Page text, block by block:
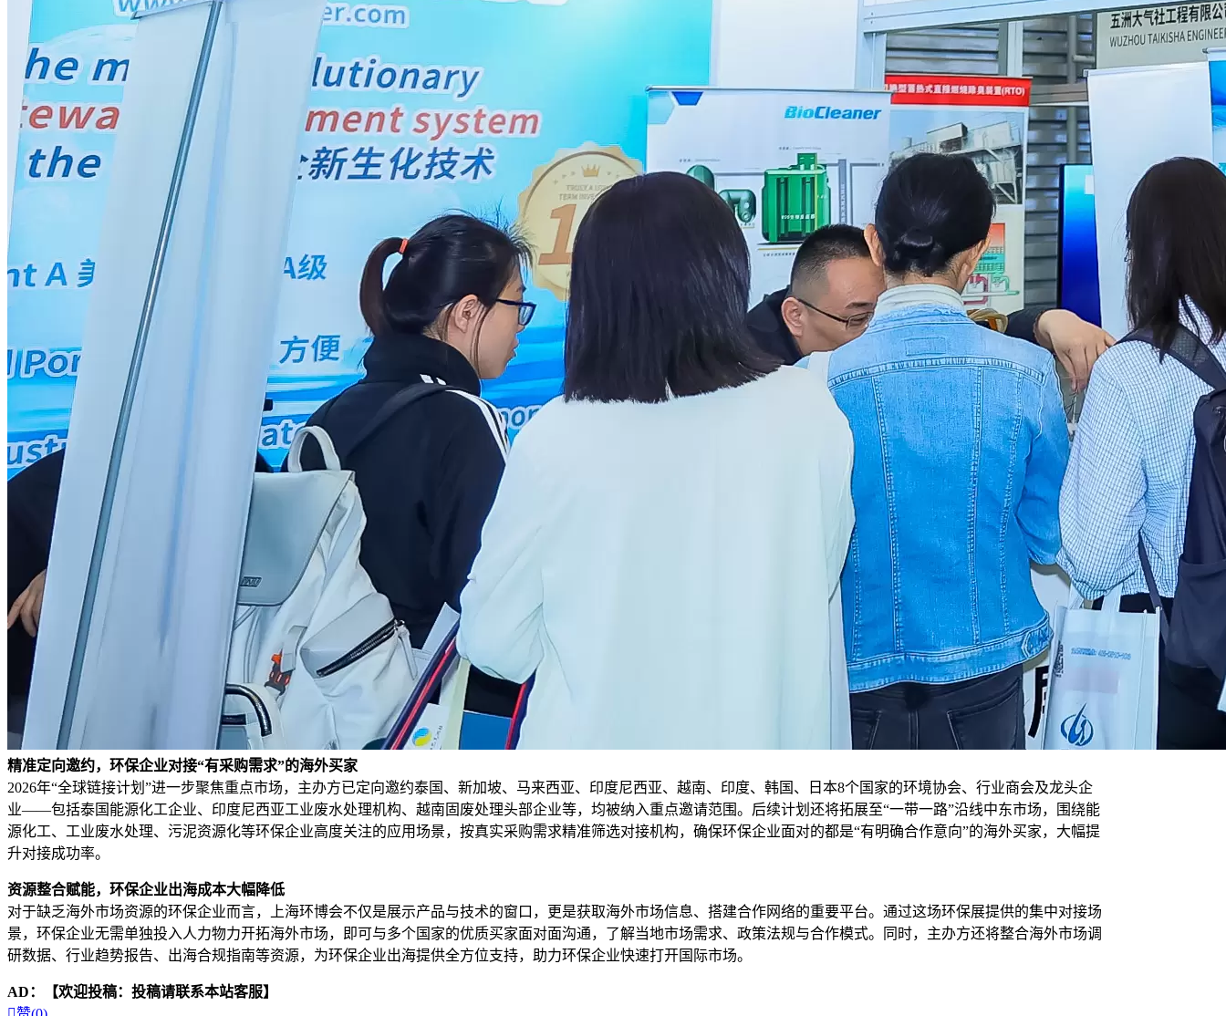
精准定向邀约，环保企业对接“有采购需求”的海外买家
2026年“全球链接计划”进一步聚焦重点市场，主办方已定向邀约泰国、新加坡、马来西亚、印度尼西亚、越南、印度、韩国、日本8个国家的环境协会、行业商会及龙头企
业——包括泰国能源化工企业、印度尼西亚工业废水处理机构、越南固废处理头部企业等，均被纳入重点邀请范围。后续计划还将拓展至“一带一路”沿线中东市场，围绕能
源化工、工业废水处理、污泥资源化等环保企业高度关注的应用场景，按真实采购需求精准筛选对接机构，确保环保企业面对的都是“有明确合作意向”的海外买家，大幅提
升对接成功率。
资源整合赋能，环保企业出海成本大幅降低
对于缺乏海外市场资源的环保企业而言，上海环博会不仅是展示产品与技术的窗口，更是获取海外市场信息、搭建合作网络的重要平台。通过这场环保展提供的集中对接场
景，环保企业无需单独投入人力物力开拓海外市场，即可与多个国家的优质买家面对面沟通，了解当地市场需求、政策法规与合作模式。同时，主办方还将整合海外市场调
研数据、行业趋势报告、出海合规指南等资源，为环保企业出海提供全方位支持，助力环保企业快速打开国际市场。
AD：
【欢迎投稿：投稿请联系本站客服】